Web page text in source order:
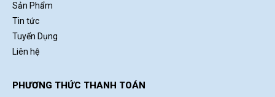
Sản Phẩm
Tin tức
Tuyển Dụng
Liên hệ
PHƯƠNG THỨC THANH TOÁN